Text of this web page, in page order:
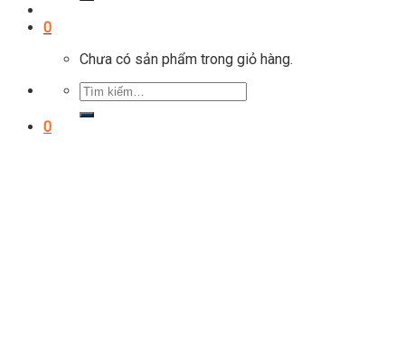
0
Chưa có sản phẩm trong giỏ hàng.
Tìm
kiếm:
0